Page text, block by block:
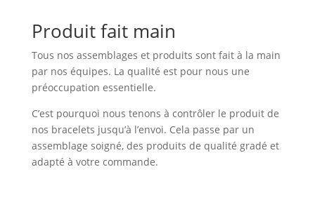
Produit fait main
Tous nos assemblages et produits sont fait à la main
par nos équipes. La qualité est pour nous une
préoccupation essentielle.
C’est pourquoi nous tenons à contrôler le produit de
nos bracelets jusqu’à l’envoi. Cela passe par un
assemblage soigné, des produits de qualité gradé et
adapté à votre commande.